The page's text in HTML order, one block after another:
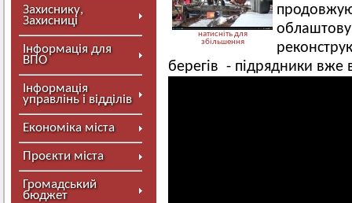
Захиснику,
Захисниці
Інформація для
ВПО
Інформація
управлінь і відділів
Економіка міста
Проєкти міста
Громадський
бюджет
натисніть для
збільшення
берегів - підрядники вже